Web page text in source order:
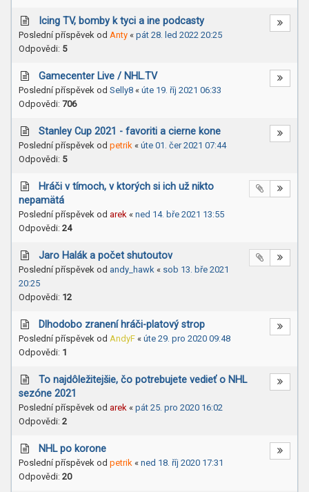
Icing TV, bomby k tyci a ine podcasty
Poslední příspěvek od Anty « pát 28. led 2022 20:25
Odpovědi: 5
Gamecenter Live / NHL.TV
Poslední příspěvek od Selly8 « úte 19. říj 2021 06:33
Odpovědi: 706
Stanley Cup 2021 - favoriti a cierne kone
Poslední příspěvek od petrik « úte 01. čer 2021 07:44
Odpovědi: 5
Hráči v tímoch, v ktorých si ich už nikto
nepamätá
Poslední příspěvek od arek « ned 14. bře 2021 13:55
Odpovědi: 24
Jaro Halák a počet shutoutov
Poslední příspěvek od andy_hawk « sob 13. bře 2021
20:25
Odpovědi: 12
Dlhodobo zranení hráči-platový strop
Poslední příspěvek od AndyF « úte 29. pro 2020 09:48
Odpovědi: 1
To najdôležitejšie, čo potrebujete vedieť o NHL
sezóne 2021
Poslední příspěvek od arek « pát 25. pro 2020 16:02
Odpovědi: 2
NHL po korone
Poslední příspěvek od petrik « ned 18. říj 2020 17:31
Odpovědi: 20